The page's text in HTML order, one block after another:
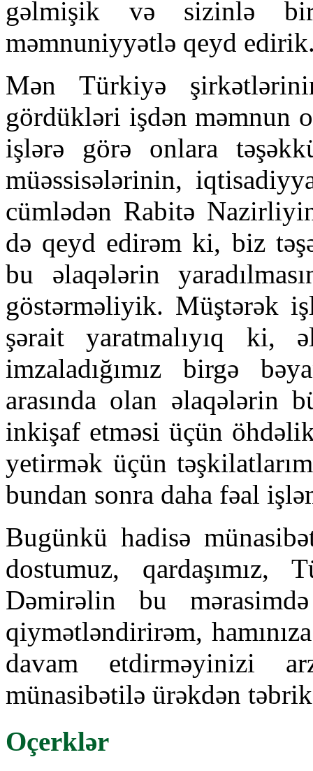
gəlmişik və sizinlə
məmnuniyyətlə qeyd
Mən Türkiyə
gördükləri işdən məmnun
işlərə görə onlara
müəssisələrinin,
cümlədən Rabitə
də qeyd edirəm ki, biz
bu əlaqələrin
göstərməliyik. Müştərək
şərait yaratmalıyıq ki,
imzaladığımız birgə
arasında olan əlaqələrin
inkişaf etməsi üçün
yetirmək üçün
bundan sonra daha fəal
Bugünkü hadisə
dostumuz, qardaşımız,
Dəmirəlin bu
qiymətləndirirəm,
davam etdirməyinizi
münasibətilə ürəkdən
Oçerklər